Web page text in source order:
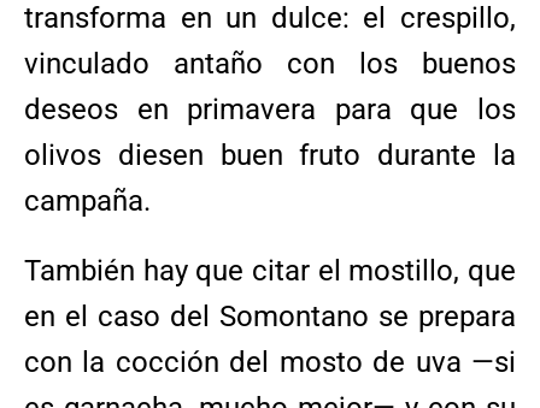
transforma en un dulce: el crespillo,
vinculado antaño con los buenos
deseos en primavera para que los
olivos diesen buen fruto durante la
campaña.
También hay que citar el mostillo, que
en el caso del Somontano se prepara
con la cocción del mosto de uva —si